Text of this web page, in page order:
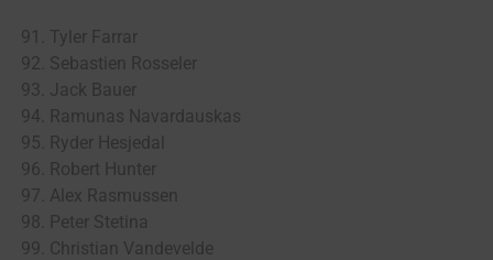
91. Tyler Farrar
92. Sebastien Rosseler
93. Jack Bauer
94. Ramunas Navardauskas
95. Ryder Hesjedal
96. Robert Hunter
97. Alex Rasmussen
98. Peter Stetina
99. Christian Vandevelde